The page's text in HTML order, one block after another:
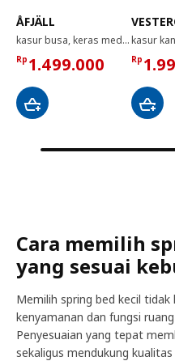
ÅFJÄLL
kasur busa, keras medium/putih, 80x200 cm
Rp 1.499.000 Rp
Cara memilih
yang sesuai
Memilih spring bed kecil
kenyamanan dan fungsi
Penyesuaian yang tepat
sekaligus mendukung